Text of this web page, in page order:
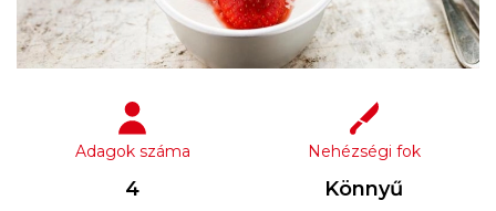
Adagok száma
4
Nehézségi fok
Könnyű